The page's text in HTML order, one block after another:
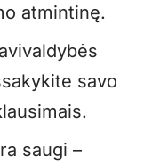
atmintinę.
savo
saugi –